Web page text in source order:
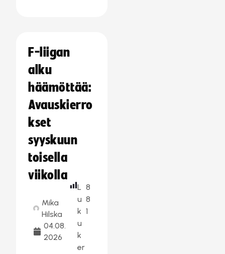
F-liigan
alku
häämöttää:
Avauskierro
kset
syyskuun
toisella
viikolla
Mika
Hilska
04.08.
2026
L
u
k
u
k
er
8
8
1